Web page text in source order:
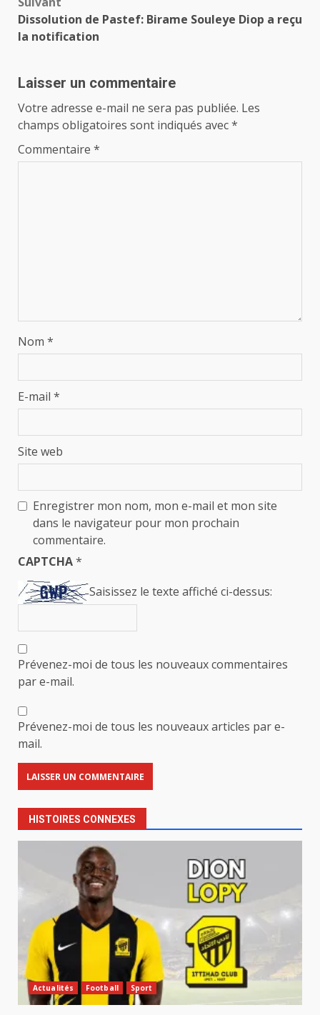
Dissolution de Pastef: Birame Souleye Diop a reçu
la notification
Laisser un commentaire
Votre adresse e-mail ne sera pas publiée. Les
champs obligatoires sont indiqués avec*
Commentaire *
Nom *
E-mail *
Site web
Enregistrer mon nom, mon e-mail et mon site
dans le navigateur pour mon prochain
commentaire.
CAPTCHA*
Saisissez le texte affiché ci-dessus:
Prévenez-moi de tous les nouveaux commentaires
par e-mail.
Prévenez-moi de tous les nouveaux articles par e-
mail.
HISTOIRES CONNEXES
Actualités Football Sport